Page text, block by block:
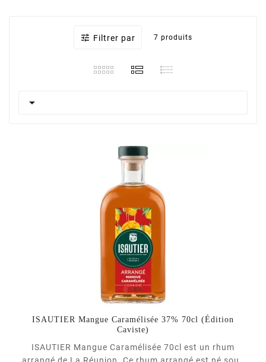
 Filtrer par 7 produits

ISAUTIER Mangue Caramélisée 37% 70cl (Édition
Caviste)
ISAUTIER Mangue Caramélisée 70cl est un rhum